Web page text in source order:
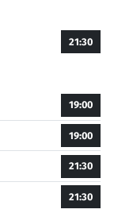
21:30
19:00
19:00
21:30
21:30